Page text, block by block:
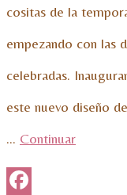
cositas de la
empezando con las
celebradas.
este nuevo diseño
… Continuar